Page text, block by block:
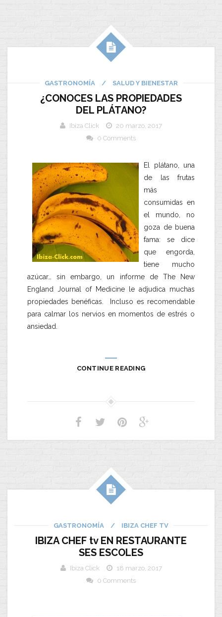
GASTRONOMÍA / SALUD Y BIENESTAR
¿CONOCES LAS PROPIEDADES
DEL PLÁTANO?
Ibiza Click
20 marzo, 2017
0 Comments
El plátano, una
de las frutas
más
consumidas en
el mundo, no
goza de buena
fama: se dice
que engorda,
tiene mucho
azúcar… sin embargo, un informe de The New
England Journal of Medicine le adjudica muchas
propiedades benéficas. Incluso es recomendable
para calmar los nervios en momentos de estrés o
ansiedad.
CONTINUE READING
GASTRONOMÍA / IBIZA CHEF TV
IBIZA CHEF tv EN RESTAURANTE
SES ESCOLES
Ibiza Click
18 marzo, 2017
0 Comments